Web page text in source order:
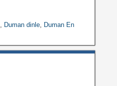
, Duman dinle, Duman En